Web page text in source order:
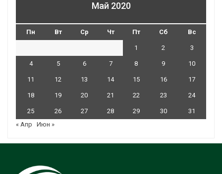
Май 2020
Пн Вт Ср Чт Пт Сб Вс
1 2 3
4 5 6 7 8 9 10
11 12 13 14 15 16 17
18 19 20 21 22 23 24
25 26 27 28 29 30
31
« Апр
Июн »